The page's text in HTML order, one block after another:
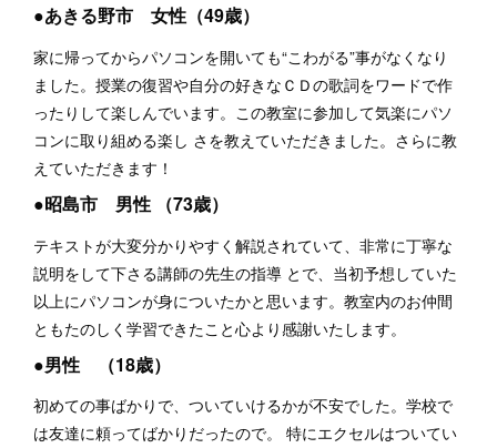
●あきる野市 女性（49歳）
家に帰ってからパソコンを開いても“こわがる”事がなくなり
ました。授業の復習や自分の好きなＣＤの歌詞をワードで作
ったりして楽しんでいます。この教室に参加して気楽にパソ
コンに取り組める楽し さを教えていただきました。さらに教
えていただきます！
●昭島市 男性 （73歳）
テキストが大変分かりやすく解説されていて、非常に丁寧な
説明をして下さる講師の先生の指導 とで、当初予想していた
以上にパソコンが身についたかと思います。教室内のお仲間
ともたのしく学習できたこと心より感謝いたします。
●男性 （18歳）
初めての事ばかりで、ついていけるかが不安でした。学校で
は友達に頼ってばかりだったので。 特にエクセルはついてい